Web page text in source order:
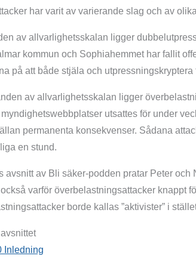
har varit av varierande slag och av
av allvarlighets­skalan ligger
kommun och Sophiahemmet har fallit
på att både stjäla och utpressnings­kryptera
av allvarlighets­skalan ligger
utsattes för under
permanenta konsekvenser. Sådana
en stund.
avsnitt av Bli säker-podden pratar Peter
varför överbelastnings­attacker knappt
borde kallas ”aktivister” i
Inledning